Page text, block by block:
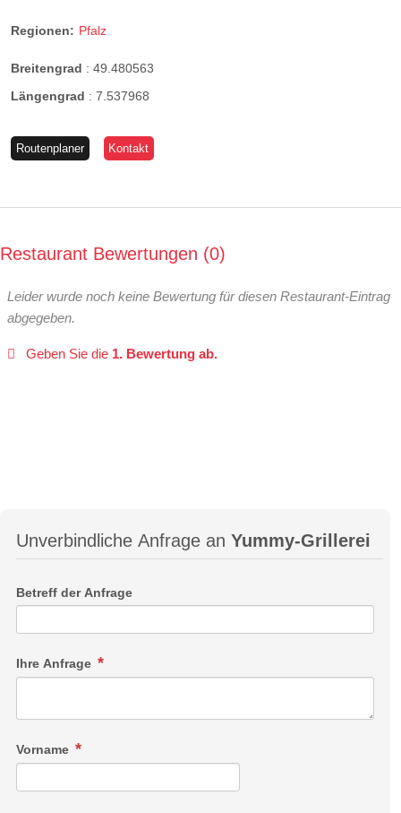
Regionen: Pfalz
Breitengrad : 49.480563
Längengrad : 7.537968
Routenplaner Kontakt
Restaurant Bewertungen 0
Leider wurde noch keine Bewertung für diesen Restaurant-Eintrag
abgegeben.
Geben Sie die 1. Bewertung ab.
Unverbindliche Anfrage an Yummy-Grillerei
Betreff der Anfrage
Ihre Anfrage
Vorname